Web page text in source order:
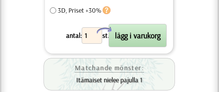
3D, Priset +30%
antal: st.
X
Matchande mönster:
Itämaiset nielee pajulla 1